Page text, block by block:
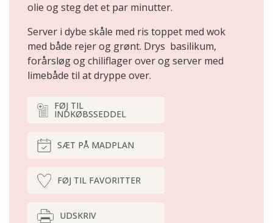
olie og steg det et par minutter.
Server i dybe skåle med ris toppet med wok
med både rejer og grønt. Drys basilikum,
forårsløg og chiliflager over og server med
limebåde til at dryppe over.
FØJ TIL
INDKØBSSEDDEL
SÆT PÅ MADPLAN
FØJ TIL FAVORITTER
UDSKRIV